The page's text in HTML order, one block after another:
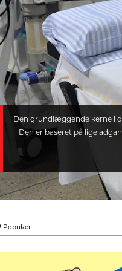
Den grundlæggende kerne i
Den er baseret på lige
Populær